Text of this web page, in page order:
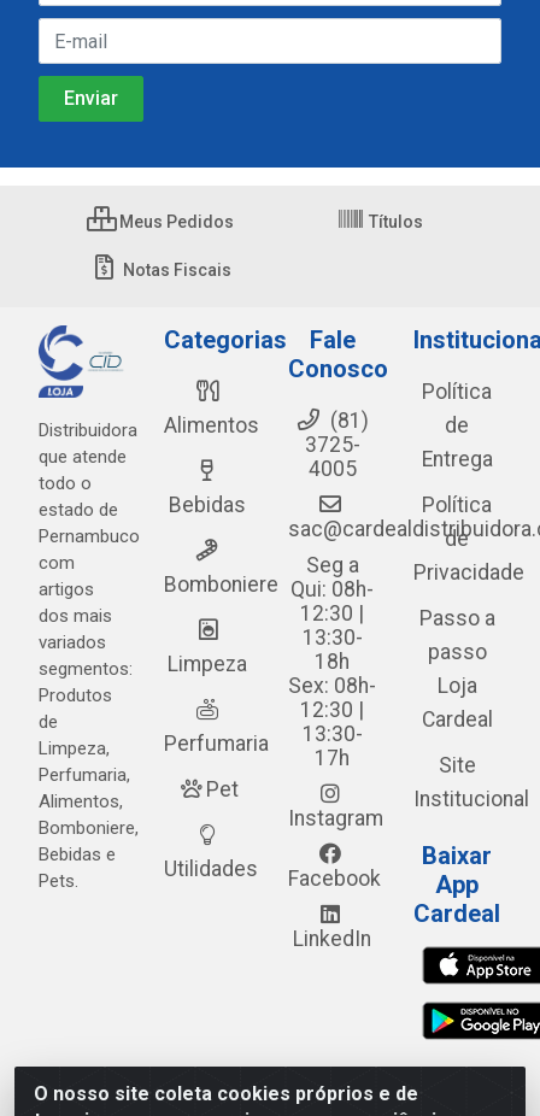
O nosso site coleta cookies próprios e de
Meus Pedidos Títulos
Notas Fiscais
Distribuidora
que atende
todo o
estado de
Pernambuco
com
artigos
dos mais
variados
segmentos:
Produtos
de
Limpeza,
Perfumaria,
Alimentos,
Bomboniere,
Bebidas e
Pets.
Categorias
Alimentos
Bebidas
Bomboniere
Limpeza
Perfumaria
Pet
Utilidades
Fale
Conosco
(81)
3725-
4005
Seg a
Qui: 08h-
12:30 |
13:30-
18h
Sex: 08h-
12:30 |
13:30-
17h
Instagram
Facebook
LinkedIn
Política
de
Entrega
Política
de
Privacidade
Passo a
passo
Loja
Cardeal
Site
Institucional
Baixar
App
Cardeal
Cardeal Distribuidora - Estrada Alto do Moura, 582 - Alto